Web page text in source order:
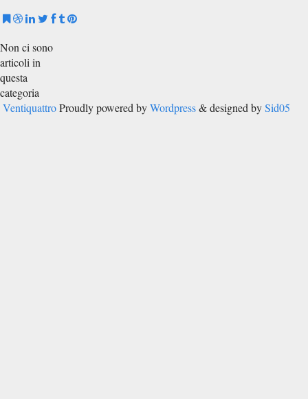
Non ci sono
articoli in
questa
categoria
Ventiquattro Proudly powered byWordpress& designed bySid05